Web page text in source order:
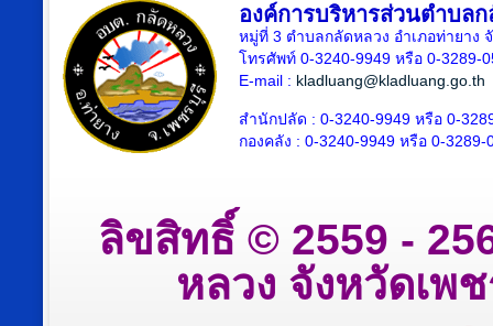
องค์การบริหารส่วนตำบลก
หมู่ที่ 3 ตำบลกลัดหลวง อำเภอท่ายาง
โทรศัพท์ 0-3240-9949 หรือ 0-3289-
E-mail : kladluang@kladluang.go.th
สำนักปลัด : 0-3240-9949 หรือ 0-
กองคลัง : 0-3240-9949 หรือ 0-3289-
ลิขสิทธิ์ © 2559 -
หลวง จังหวัดเพ